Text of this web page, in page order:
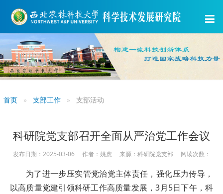
首页 支部工作 支部活动
科研院党支部召开全面从严治党工作会议
发布日期：2025-03-06 作者：姚虎 来源：科研院党支部 阅读次数：
为了进一步压实管党治党主体责任，强化压力传导，
以高质量党建引领科研工作高质量发展，3月5日下午，科